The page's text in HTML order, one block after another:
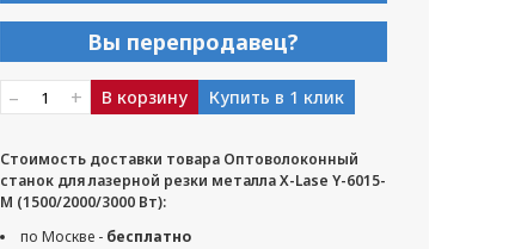
Вы перепродавец?
– + В корзину Купить в 1 клик
Стоимость доставки товара Оптоволоконный
станок для лазерной резки металла X-Lase Y-6015-
M (1500/2000/3000 Вт):
по Москве - бесплатно